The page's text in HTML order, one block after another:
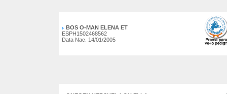
BOS O-MAN ELENA ET
ESPH1502468562
Data Nac. 14/01/2005